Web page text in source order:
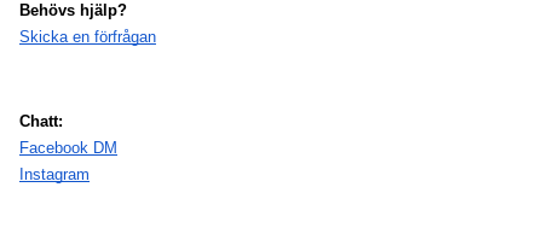
Behövs hjälp?
Skicka en förfrågan
Chatt:
Facebook DM
Instagram